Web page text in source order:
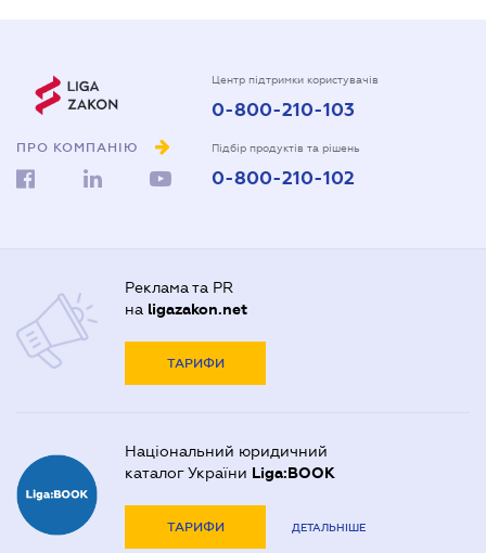
ПРО КОМПАНІЮ
Центр підтримки користувачів
0-800-210-103
Підбір продуктів та рішень
0-800-210-102
Реклама та PR
на ligazakon.net
ТАРИФИ
Національний юридичний
каталог України Liga:BOOK
ТАРИФИ ДЕТАЛЬНІШЕ